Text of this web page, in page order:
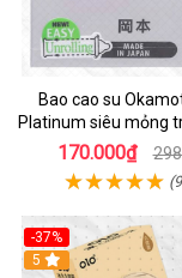
Bao cao su
Platinum siêu mỏng
gel bôi trơn
170.000₫
-37%
5